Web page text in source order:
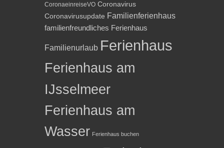
CoronaeinreiseVO Coronavirus
Coronavirusupdate Familienferienhaus
familienfreundliches Ferienhaus
Familienurlaub Ferienhaus
Ferienhaus am
IJsselmeer
Ferienhaus am
Wasser Ferienhaus buchen